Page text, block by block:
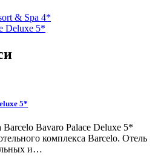
& Spa 4*
Deluxe 5*
5*
Bavaro Palace Deluxe 5*
комплекса Barcelo. Отель
и…